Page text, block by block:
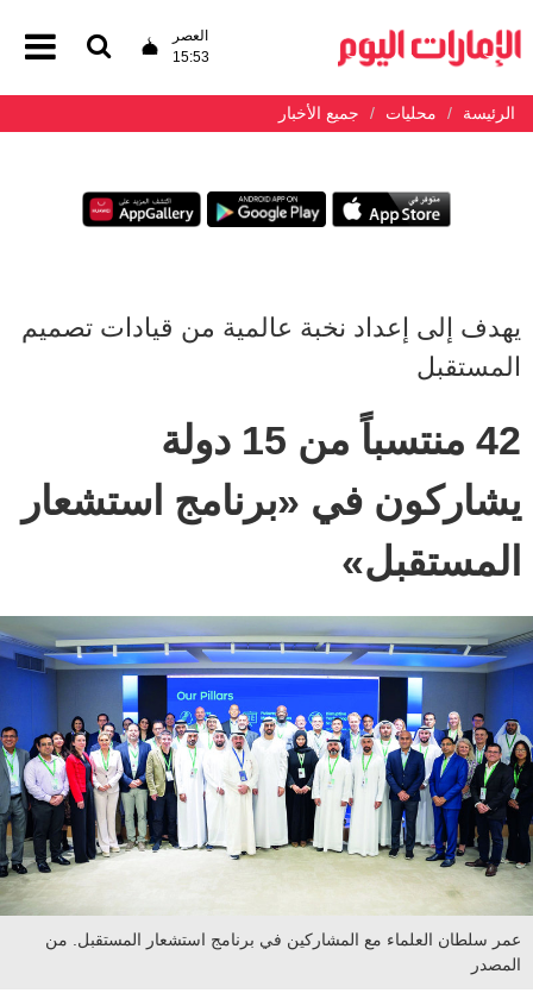
العصر
15:53
الرئيسة محليات جميع الأخبار
يهدف إلى إعداد نخبة عالمية من قيادات تصميم
المستقبل
42 منتسباً من 15 دولة
يشاركون في «برنامج استشعار
المستقبل»
عمر سلطان العلماء مع المشاركين في برنامج استشعار المستقبل. من
المصدر